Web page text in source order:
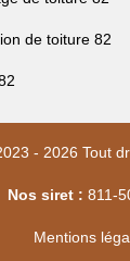
de toiture 82
- 2026 Tout
Nos siret : 811-
Mentions